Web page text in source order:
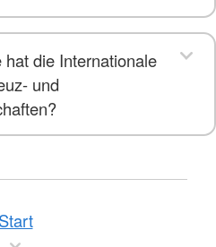
die Internationale
und
Start